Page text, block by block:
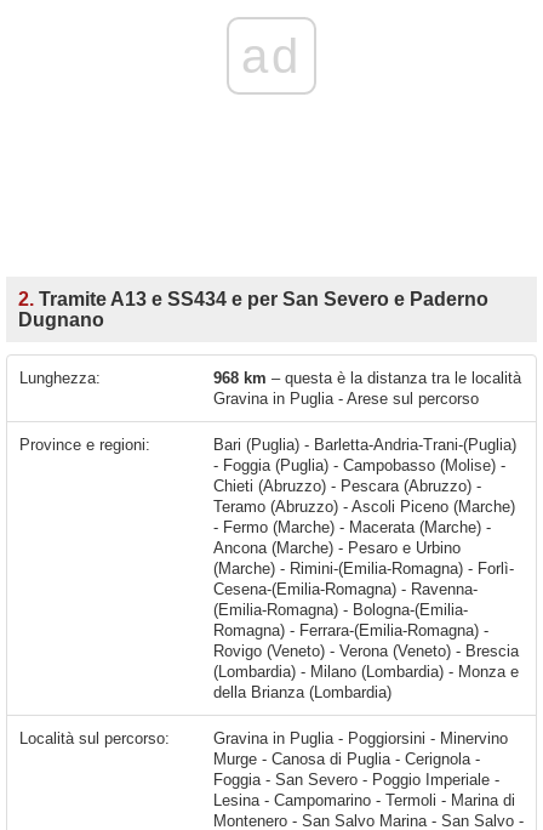
ad
2. Tramite A13 e SS434 e per San Severo e Paderno
Dugnano
Lunghezza: 968 km – questa è la distanza tra le località
Gravina in Puglia - Arese sul percorso
Province e regioni:
Bari (Puglia) - Barletta-Andria-Trani-(Puglia)
- Foggia (Puglia) - Campobasso (Molise) -
Chieti (Abruzzo) - Pescara (Abruzzo) -
Teramo (Abruzzo) - Ascoli Piceno (Marche)
- Fermo (Marche) - Macerata (Marche) -
Ancona (Marche) - Pesaro e Urbino
(Marche) - Rimini-(Emilia-Romagna) - Forlì-
Cesena-(Emilia-Romagna) - Ravenna-
(Emilia-Romagna) - Bologna-(Emilia-
Romagna) - Ferrara-(Emilia-Romagna) -
Rovigo (Veneto) - Verona (Veneto) - Brescia
(Lombardia) - Milano (Lombardia) - Monza e
della Brianza (Lombardia)
Località sul percorso: Gravina in Puglia - Poggiorsini - Minervino Murge - Canosa di Puglia - Cerignola - Foggia - San Severo - Poggio Imperiale - Lesina - Campomarino - Termoli - Marina di Montenero - San Salvo Marina - San Salvo - Vasto - Termini - Miracoli - Torino di Sangro Marina - Mozzagrogna - Santa Maria Imbaro - San Martino - Fossacesia - Lanciano - Santa Calcagna - Pagliaroni - Treglio - San Vito Chietino - Ortona - Villa Grande - Francavilla al Mare - Ripa Teatina - Sambuceto - Chieti - Villanova - Pescara - Santa Teresa - Montesilvano - San Martino Bassa